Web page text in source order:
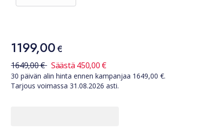
Hinta
1199,00 €
1199,00€
30 päivän alin hinta ennen kampanjaa
1649,00€ Säästä 450,00 €
30 päivän alin hinta ennen kampanjaa 1649,00 €.
Tarjous voimassa31.08.2026 asti.